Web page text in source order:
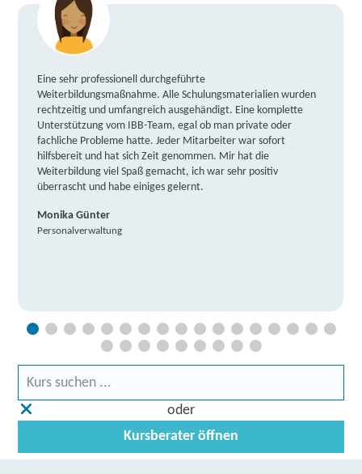
Eine sehr professionell durchgeführte
Weiterbildungsmaßnahme. Alle Schulungsmaterialien wurden
rechtzeitig und umfangreich ausgehändigt. Eine komplette
Unterstützung vom IBB-Team, egal ob man private oder
fachliche Probleme hatte. Jeder Mitarbeiter war sofort
hilfsbereit und hat sich Zeit genommen. Mir hat die
Weiterbildung viel Spaß gemacht, ich war sehr positiv
überrascht und habe einiges gelernt.
Monika Günter
Personalverwaltung
oder
Kursberater öffnen